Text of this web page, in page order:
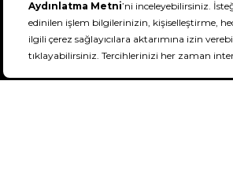
DeFactoFIT ©️